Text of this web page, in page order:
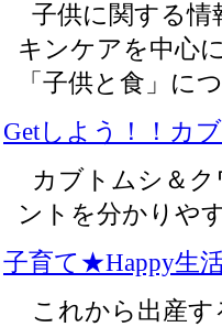
子供に関する情
キンケアを中心
「子供と食」に
Getしよう！！カ
カブトムシ＆
ントを分かりや
子育て★Happy生
これから出産